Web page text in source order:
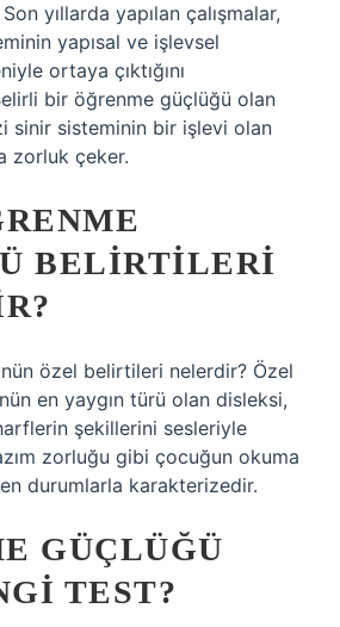
yıllarda yapılan çalışmalar,
yapısal ve işlevsel
ortaya çıktığını
bir öğrenme güçlüğü olan
sinir sisteminin bir işlevi olan
zorluk çeker.
BELIRTILERI
özel belirtileri nelerdir? Özel
en yaygın türü olan disleksi,
şekillerini sesleriyle
zorluğu gibi çocuğun okuma
durumlarla karakterizedir.
GÜÇLÜĞÜ
TEST?